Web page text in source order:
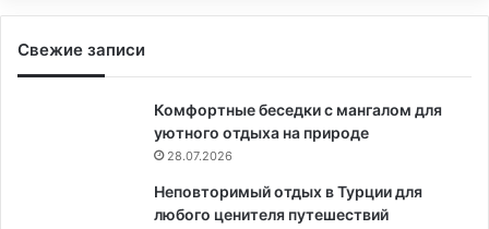
Свежие записи
Комфортные беседки с мангалом для
уютного отдыха на природе
28.07.2026
Неповторимый отдых в Турции для
любого ценителя путешествий